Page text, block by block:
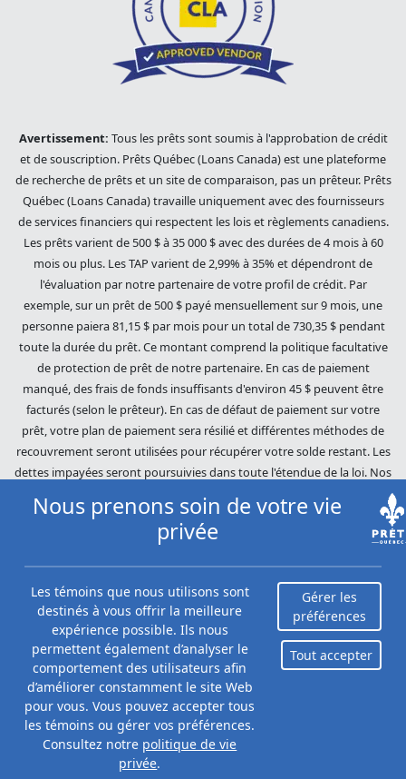
Avertissement: Tous les prêts sont soumis à l'approbation de crédit
et de souscription. Prêts Québec (Loans Canada) est une plateforme
de recherche de prêts et un site de comparaison, pas un prêteur. Prêts
Québec (Loans Canada) travaille uniquement avec des fournisseurs
de services financiers qui respectent les lois et règlements canadiens.
Les prêts varient de 500 $ à 35 000 $ avec des durées de 4 mois à 60
mois ou plus. Les TAP varient de 2,99% à 35% et dépendront de
l'évaluation par notre partenaire de votre profil de crédit. Par
exemple, sur un prêt de 500 $ payé mensuellement sur 9 mois, une
personne paiera 81,15 $ par mois pour un total de 730,35 $ pendant
toute la durée du prêt. Ce montant comprend la politique facultative
de protection de prêt de notre partenaire. En cas de paiement
manqué, des frais de fonds insuffisants d'environ 45 $ peuvent être
facturés (selon le prêteur). En cas de défaut de paiement sur votre
prêt, votre plan de paiement sera résilié et différentes méthodes de
recouvrement seront utilisées pour récupérer votre solde restant. Les
dettes impayées seront poursuivies dans toute l'étendue de la loi. Nos
Québec (Loans Canada) n'est pas affilié à Equifax Canada Co., sa
société mère, ses filiales ou ses sociétés affiliées (collectivement,
Score du risque Equifax, cependant, Equifax n'approuve, ne garantit ni
ne recommande aucun des produits, services ou contenus de ce site
Web. Pour plus d'informations sur Equifax, le Score du risque Equifax
et/ou les rapports de crédit d'Equifax, veuillez visiter le site Web
officiel d'Equifax Canada Co. à
https://www.consumer.equifax.ca/personnel/.
Nous prenons soin de votre vie
privée
Les témoins que nous utilisons sont
destinés à vous offrir la meilleure
expérience possible. Ils nous
permettent également d’analyser le
comportement des utilisateurs afin
d’améliorer constamment le site Web
pour vous. Vous pouvez accepter tous
les témoins ou gérer vos préférences.
Consultez notre politique de vie
privée.
Gérer les
préférences
Tout accepter